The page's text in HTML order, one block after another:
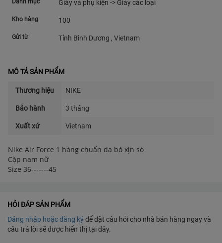
Danh mục Giày và phụ kiện -> Giày các loại
Kho hàng 100
Gửi từ Tỉnh Bình Dương , Vietnam
MÔ TẢ SẢN PHẨM
Thương hiệu NIKE
Bảo hành 3 tháng
Xuất xứ Vietnam
Nike Air Force 1 hàng chuẩn da bò xịn sò
Cặp nam nữ
Size 36-------45
HỎI ĐÁP SẢN PHẨM
Đăng nhập hoặc đăng kýđể đặt câu hỏi cho nhà bán hàng ngay và
câu trả lời sẽ được hiển thị tại đây.